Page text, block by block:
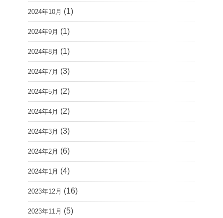
2024年10月 (1)
2024年9月 (1)
2024年8月 (1)
2024年7月 (3)
2024年5月 (2)
2024年4月 (2)
2024年3月 (3)
2024年2月 (6)
2024年1月 (4)
2023年12月 (16)
2023年11月 (5)